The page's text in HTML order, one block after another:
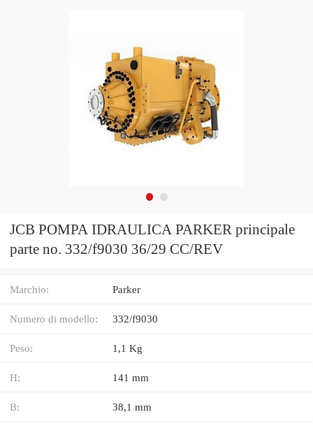
JCB POMPA IDRAULICA PARKER principale
parte no. 332/f9030 36/29 CC/REV
Marchio: Parker
Numero di modello: 332/f9030
Peso: 1,1 Kg
H: 141 mm
B: 38,1 mm